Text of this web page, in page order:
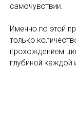
самочувствии.
Именно по этой
только
прохождением
глубиной каждой